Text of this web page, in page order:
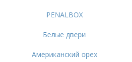
PENALBOX
Белые двери
Американский орех